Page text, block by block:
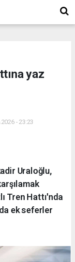
yaz
- 23:23
Uraloğlu,
Tren Hattı'nda
ek seferler